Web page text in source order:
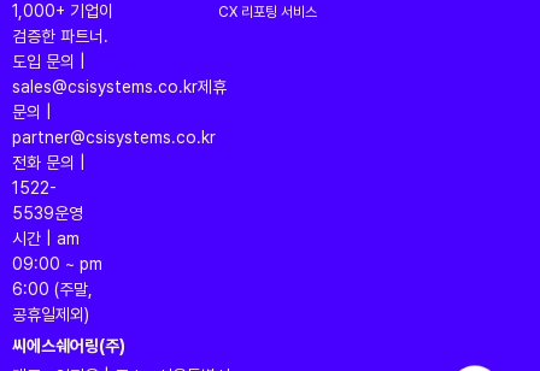
1,000+ 기업이
검증한 파트너.
도입 문의 |
sales@csisystems.co.kr제휴
문의 |
partner@csisystems.co.kr
전화 문의 |
1522-
5539운영
시간 | am
09:00 ~ pm
6:00 (주말,
공휴일제외)
CX 리포팅 서비스
씨에스쉐어링(주)